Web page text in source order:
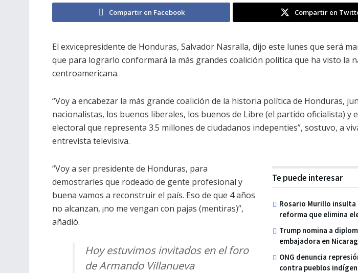
Compartir en Facebook Compartir en
El exvicepresidente de Honduras, Salvador Nasralla, dijo este lunes que será
que para lograrlo conformará la más grandes coalición política que ha visto la
centroamericana.
“Voy a encabezar la más grande coalición de la historia política de Honduras,
nacionalistas, los buenos liberales, los buenos de Libre (el partido oficialista) y
electoral que representa 3.5 millones de ciudadanos indepenties”, sostuvo, a
entrevista televisiva.
Te puede interesar
Rosario Murillo
reforma que elimina
Trump nomina a
embajadora en
ONG denuncia
contra pueblos
“Voy a ser presidente de Honduras, para
demostrarles que rodeado de gente profesional y
buena vamos a reconstruir el país. Eso de que 4 años
no alcanzan, ¡no me vengan con pajas (mentiras)”,
añadió.
Hoy estuvimos invitados en el foro
de Armando Villanueva